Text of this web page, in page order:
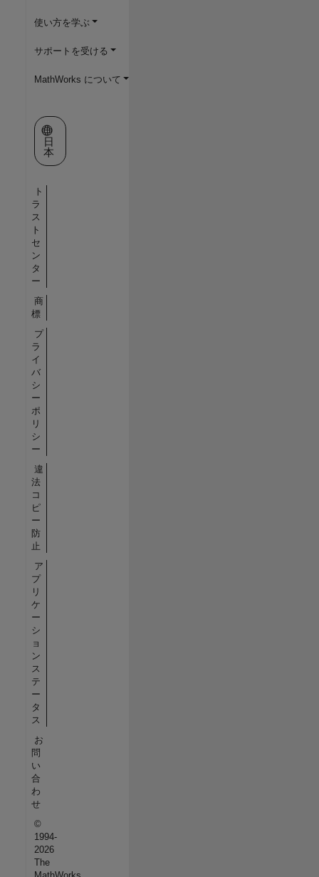
使い方を学ぶ
サポートを受ける
MathWorks について
Web サイトの選択
日
本
ト
ラ
ス
ト
セ
ン
タ
ー
商
標
プ
ラ
イ
バ
シ
ー
ポ
リ
シ
ー
違
法
コ
ピ
ー
防
止
ア
プ
リ
ケ
ー
シ
ョ
ン
ス
テ
ー
タ
ス
お
問
い
合
わ
せ
©
1994-
2026
The